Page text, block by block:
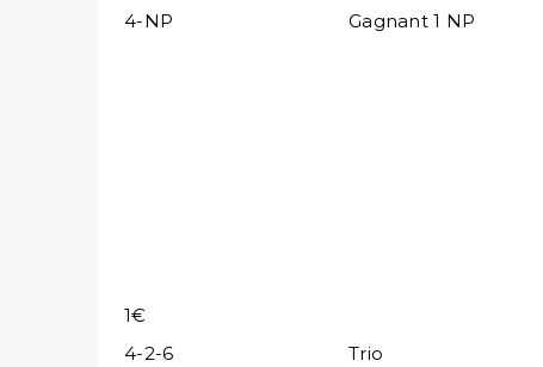
4-NP
Gagnant 1 NP
1€
4-2-6
Trio